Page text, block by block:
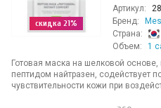
скидка 21%
Артикул:
Бренд:
Страна:
Объем:
1
Готовая маска на шелковой
пептидом найтразен, содействует
чувствительности кожи при